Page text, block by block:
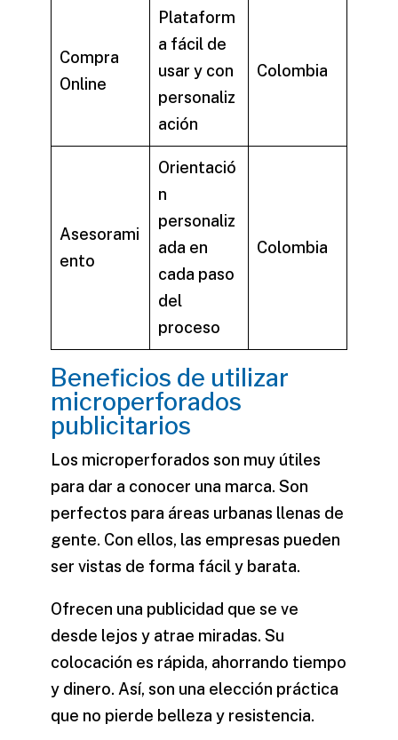
Compra
Online
Plataform
a fácil de
usar y con
personaliz
ación
Colombia
Asesorami
ento
Orientació
n
personaliz
ada en
cada paso
del
proceso
Colombia
Beneficios de utilizar
microperforados
publicitarios
Los microperforados son muy útiles
para dar a conocer una marca. Son
perfectos para áreas urbanas llenas de
gente. Con ellos, las empresas pueden
ser vistas de forma fácil y barata.
Ofrecen una publicidad que se ve
desde lejos y atrae miradas. Su
colocación es rápida, ahorrando tiempo
y dinero. Así, son una elección práctica
que no pierde belleza y resistencia.